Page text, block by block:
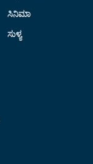
ಸಿನಿಮಾ
ಸುಳ್ಯ